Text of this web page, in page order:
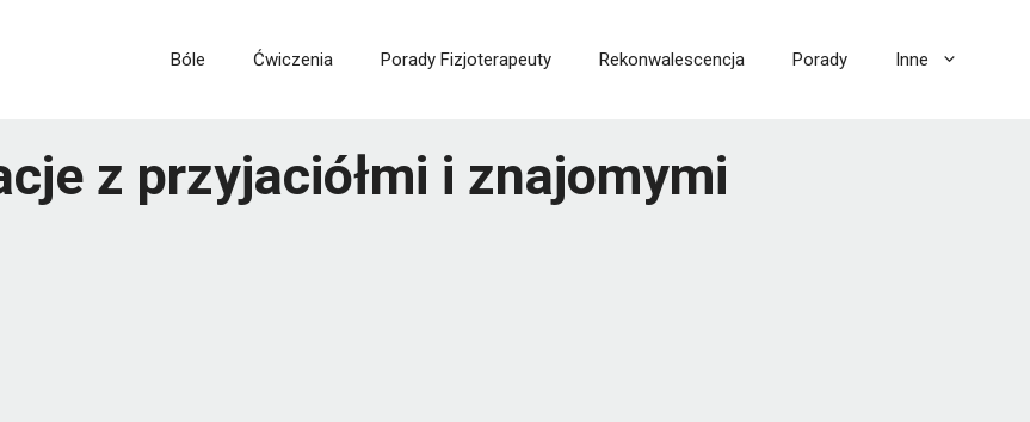
Bóle Ćwiczenia Porady Fizjoterapeuty Rekonwalescencja Porady Inne
z przyjaciółmi i znajomymi